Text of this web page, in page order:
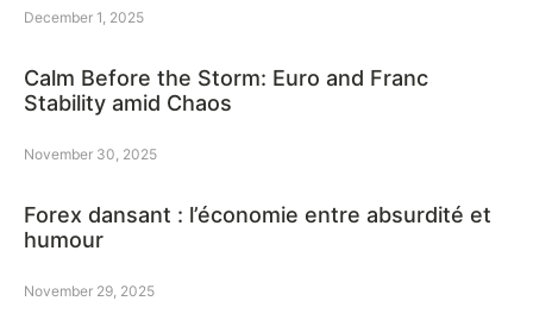
December 1, 2025
Calm Before the Storm: Euro and Franc
Stability amid Chaos
November 30, 2025
Forex dansant : l’économie entre absurdité et
humour
November 29, 2025